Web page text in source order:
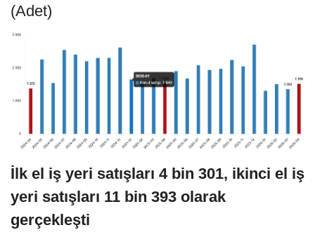
(Adet)
İlk el iş yeri satışları 4 bin 301, ikinci el iş
yeri satışları 11 bin 393 olarak
gerçekleşti